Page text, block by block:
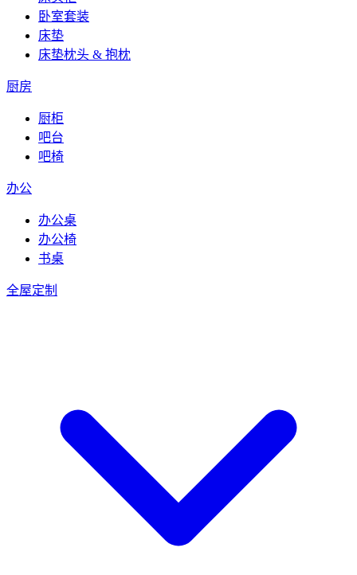
卧室套装
床垫
床垫枕头 & 抱枕
厨房
厨柜
吧台
吧椅
办公
办公桌
办公椅
书桌
全屋定制